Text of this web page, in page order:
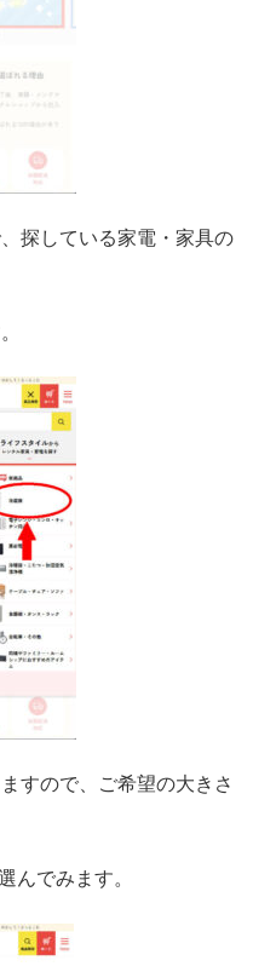
探している家電・家具の
すので、ご希望の大きさ
んでみます。